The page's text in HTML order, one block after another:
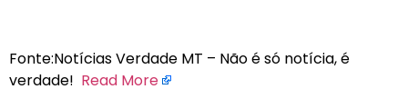
Fonte:Notícias Verdade MT – Não é só notícia, é
verdade! Read More